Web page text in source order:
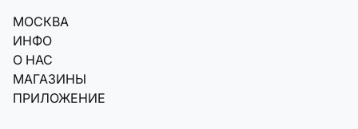
МОСКВА
ИНФО
О НАС
МАГАЗИНЫ
ПРИЛОЖЕНИЕ